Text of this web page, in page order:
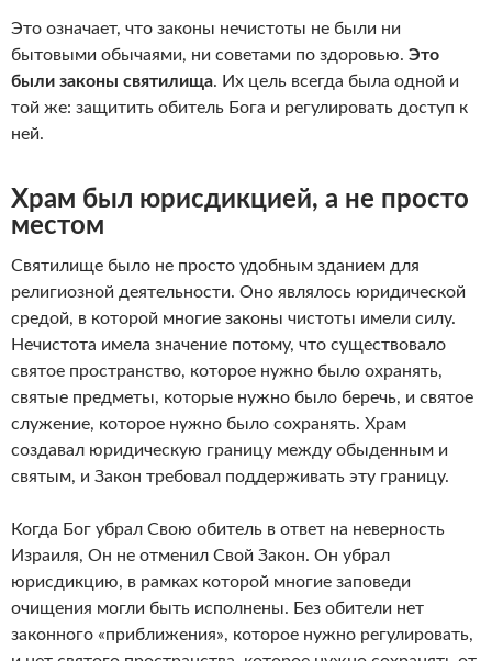
Это означает, что законы нечистоты не были ни
бытовыми обычаями, ни советами по здоровью. Это
были законы святилища. Их цель всегда была одной и
той же: защитить обитель Бога и регулировать доступ к
ней.
Храм был юрисдикцией, а не просто
местом
Святилище было не просто удобным зданием для
религиозной деятельности. Оно являлось юридической
средой, в которой многие законы чистоты имели силу.
Нечистота имела значение потому, что существовало
святое пространство, которое нужно было охранять,
святые предметы, которые нужно было беречь, и святое
служение, которое нужно было сохранять. Храм
создавал юридическую границу между обыденным и
святым, и Закон требовал поддерживать эту границу.
Когда Бог убрал Свою обитель в ответ на неверность
Израиля, Он не отменил Свой Закон. Он убрал
юрисдикцию, в рамках которой многие заповеди
очищения могли быть исполнены. Без обители нет
законного «приближения», которое нужно регулировать,